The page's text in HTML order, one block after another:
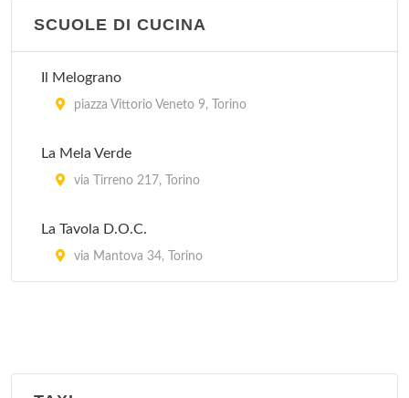
SCUOLE DI CUCINA
Il Melograno
piazza Vittorio Veneto 9, Torino
La Mela Verde
via Tirreno 217, Torino
La Tavola D.O.C.
via Mantova 34, Torino